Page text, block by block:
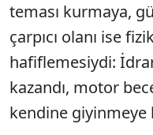
teması kurmaya,
çarpıcı olanı ise
hafiflemesiydi:
kazandı, motor
kendine giyinmeye